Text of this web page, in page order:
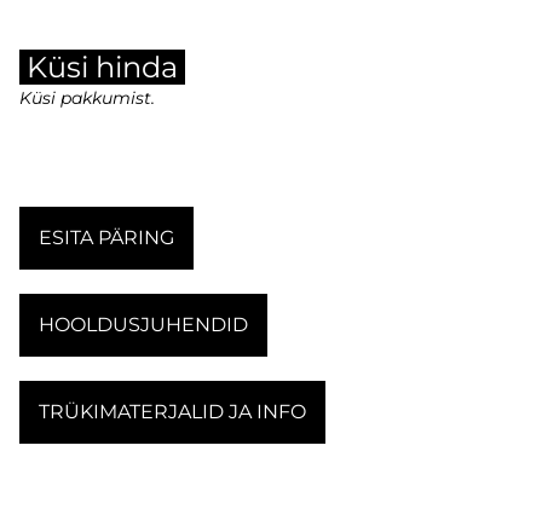
Küsi hinda
Küsi pakkumist.
ESITA PÄRING
HOOLDUSJUHENDID
TRÜKIMATERJALID JA INFO